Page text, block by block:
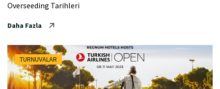
Overseeding Tarihleri
Daha Fazla
TURNUVALAR